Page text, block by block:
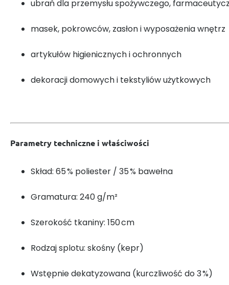
ubrań dla przemysłu spożywczego,
masek, pokrowców, zasłon i wyposażenia wnętrz
artykułów higienicznych i ochronnych
dekoracji domowych i tekstyliów użytkowych
Parametry techniczne i właściwości
Skład: 65 % poliester / 35 % bawełna
Gramatura: 240 g/m²
Szerokość tkaniny: 150 cm
Rodzaj splotu: skośny (kepr)
Wstępnie dekatyzowana (kurczliwość do 3 %)